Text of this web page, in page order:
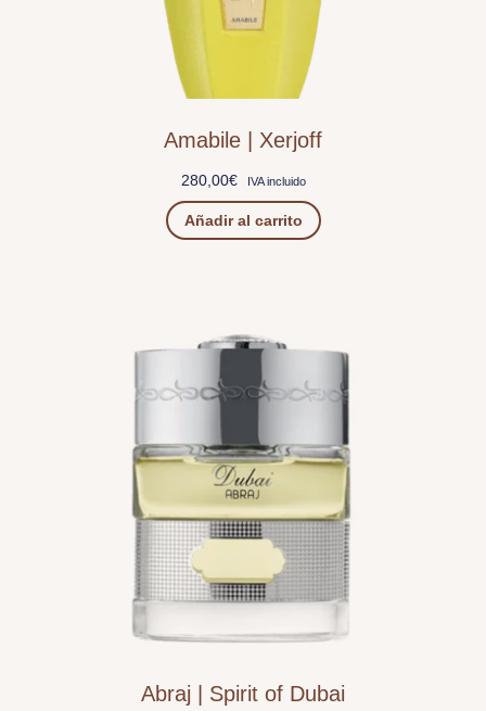
Amabile | Xerjoff
280,00€ IVA incluido
Añadir al carrito
Abraj | Spirit of Dubai